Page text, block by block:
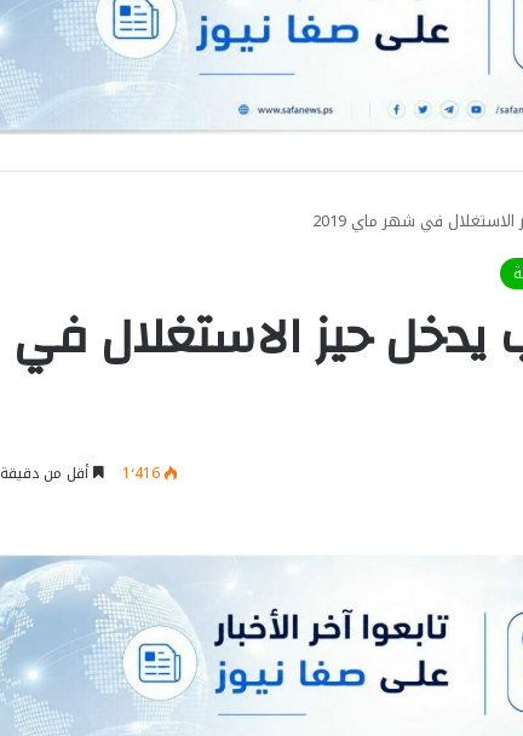
في شهر ماي 2019
حيز الاستغلال في
1٬416 أقل من دقيقة